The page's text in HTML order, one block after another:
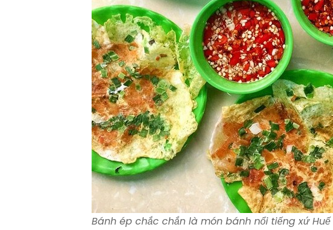
Bánh ép chắc chắn là món bánh nổi tiếng xứ